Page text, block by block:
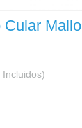
Cular Mallo
Incluidos)